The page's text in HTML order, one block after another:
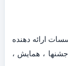
ارائه دهنده
، همایش ،